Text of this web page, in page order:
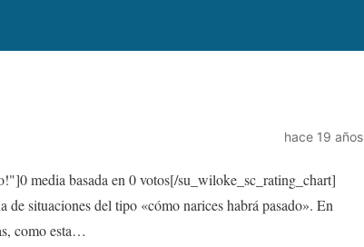
hace 19 años
0media basada en 0votos[/su_wiloke_sc_rating_chart]
situaciones del tipo «cómo narices habrá pasado». En
como esta…